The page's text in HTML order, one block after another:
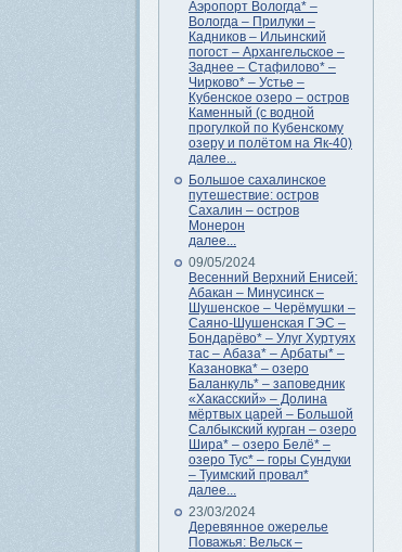
Аэропорт Вологда* –
Вологда – Прилуки –
Кадников – Ильинский
погост – Архангельское –
Заднее – Стафилово* –
Чирково* – Устье –
Кубенское озеро – остров
Каменный (с водной
прогулкой по Кубенскому
озеру и полётом на Як-40)
далее...
Большое сахалинское
путешествие: остров
Сахалин – остров
Монерон
далее...
09/05/2024
Весенний Верхний Енисей:
Абакан – Минусинск –
Шушенское – Черёмушки –
Саяно-Шушенская ГЭС –
Бондарёво* – Улуг Хуртуях
тас – Абаза* – Арбаты* –
Казановка* – озеро
Баланкуль* – заповедник
«Хакасский» – Долина
мёртвых царей – Большой
Салбыкский курган – озеро
Шира* – озеро Белё* –
озеро Тус* – горы Сундуки
– Туимский провал*
далее...
23/03/2024
Деревянное ожерелье
Поважья: Вельск –